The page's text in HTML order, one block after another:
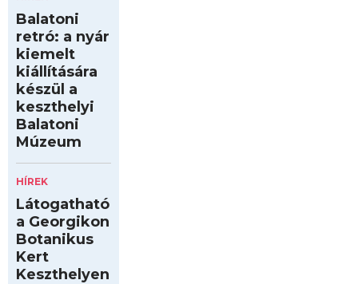
Balatoni
retró: a nyár
kiemelt
kiállítására
készül a
keszthelyi
Balatoni
Múzeum
HÍREK
Látogatható
a Georgikon
Botanikus
Kert
Keszthelyen